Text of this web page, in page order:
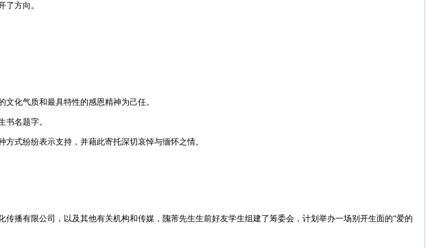
方向。
化气质和最具特性的感恩精神为己任。
名题字。
式纷纷表示支持，并藉此寄托深切哀悼与缅怀之情。
播有限公司，以及其他有关机构和传媒，隗芾先生生前好友学生组建了筹委会，计划举办一场别开生面的“爱的